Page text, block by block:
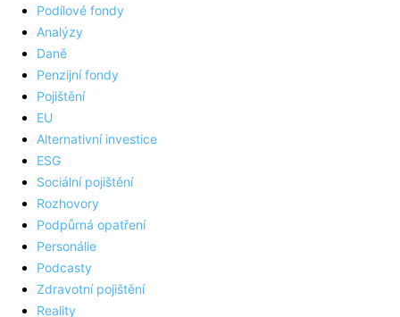
Podílové fondy
Analýzy
Daně
Penzijní fondy
Pojištění
EU
Alternativní investice
ESG
Sociální pojištění
Rozhovory
Podpůrná opatření
Personálie
Podcasty
Zdravotní pojištění
Reality